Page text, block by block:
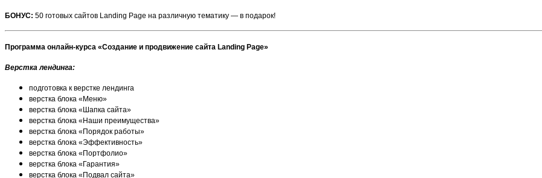
БОНУС: 50 готовых сайтов Landing Page на различную тематику — в подарок!
Программа онлайн-курса «Создание и продвижение сайта Landing Page»
Верстка лендинга:
подготовка к верстке лендинга
верстка блока «Меню»
верстка блока «Шапка сайта»
верстка блока «Наши преимущества»
верстка блока «Порядок работы»
верстка блока «Эффективность»
верстка блока «Портфолио»
верстка блока «Гарантия»
верстка блока «Подвал сайта»